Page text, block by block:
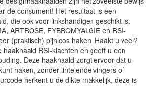
de consument! Het resultaat is een
die ook voor linkshandigen geschikt is.
ARTROSE, FYBROMYALGIE en RSI-
(praktisch) pijnloos haken. Haakt u veel?
haaknaald RSI-klachten en geeft u een
Deze haaknaald zorgt ervoor dat u
haken, zonder tintelende vingers of
herkent u de dikte makkelijk, deze is